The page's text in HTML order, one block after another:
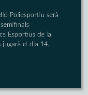
Poliesportiu serà
Esportius de la
jugarà el dia 14.